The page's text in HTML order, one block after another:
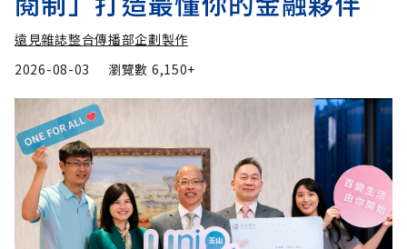
遠見雜誌整合傳播部企劃製作
2026-08-03
瀏覽數 6,150+